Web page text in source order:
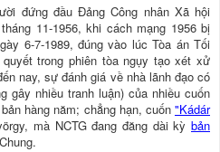
đứng đầu Đảng Công nhân Xã hội
11-1956, khi cách mạng 1956 bị
6-7-1989, đúng vào lúc Tòa án Tối
trong phiên tòa ngụy tạo xét xử
nay, sự đánh giá về nhà lãnh đạo có
gây nhiều tranh luận) của nhiều cuốn
hàng năm; chẳng hạn, cuốn "Kádár
mà NCTG đang đăng dài kỳ bản